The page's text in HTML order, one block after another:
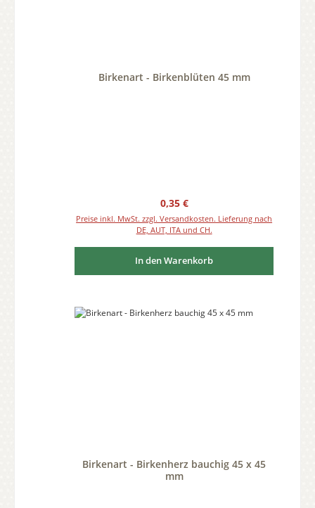
Birkenart - Birkenblüten 45 mm
Regulärer Preis:
0,35 €
Preise inkl. MwSt. zzgl. Versandkosten. Lieferung nach
DE, AUT, ITA und CH.
In den Warenkorb
Birkenart - Birkenherz bauchig 45 x 45
mm